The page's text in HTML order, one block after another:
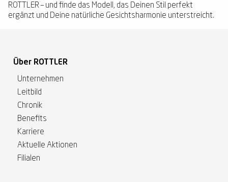
ROTTLER – und finde das Modell, das Deinen Stil perfekt
ergänzt und Deine natürliche Gesichtsharmonie unterstreicht.
Über ROTTLER
Unternehmen
Leitbild
Chronik
Benefits
Karriere
Aktuelle Aktionen
Filialen